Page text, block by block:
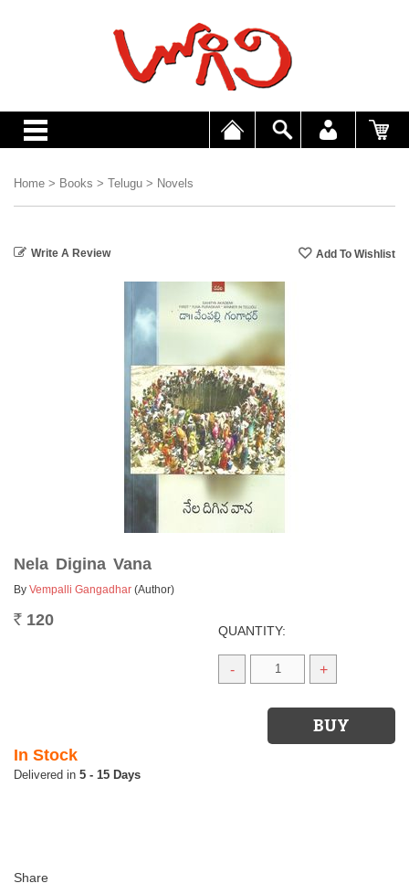
Home > Books > Telugu > Novels
Write A Review
Nela Digina Vana
By Vempalli Gangadhar (Author)
Rs. 120
QUANTITY:
- +
In Stock
5 - 15 Days